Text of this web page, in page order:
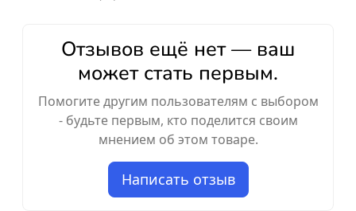
Отзывов ещё нет — ваш
может стать первым.
Помогите другим пользователям с выбором
- будьте первым, кто поделится своим
мнением об этом товаре.
Написать отзыв